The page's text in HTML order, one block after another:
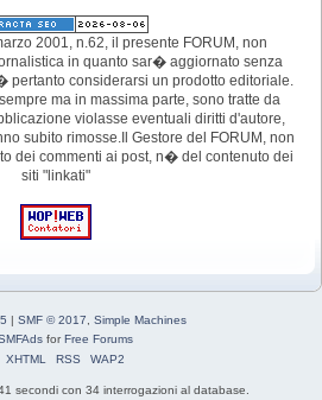
2001, n.62, il presente FORUM, non
in quanto sar� aggiornato senza
considerarsi un prodotto editoriale.
ma in massima parte, sono tratte da
violasse eventuali diritti d'autore,
subito rimosse.Il Gestore del FORUM, non
dei commenti ai post, n� del contenuto dei
siti "linkati"
| SMF © 2017
Simple Machines
forFree Forums
XHTML
RSS WAP2
secondi con 34 interrogazioni al database.